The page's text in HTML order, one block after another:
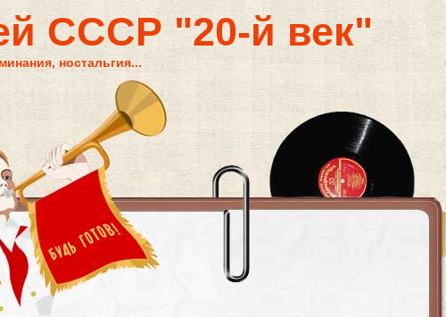
СССР "20-й век"
ностальгия...